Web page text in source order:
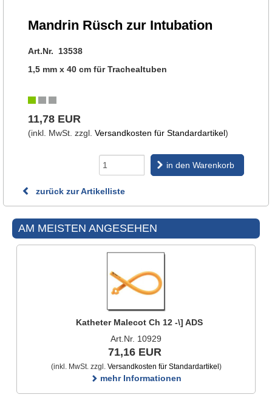
Mandrin Rüsch zur Intubation
Art.Nr. 13538
1,5 mm x 40 cm für Trachealtuben
11,78 EUR
(inkl. MwSt. zzgl. Versandkosten für Standardartikel)
in den Warenkorb
zurück zur Artikelliste
AM MEISTEN ANGESEHEN
Katheter Malecot Ch 12 -\] ADS
Art.Nr. 10929
71,16 EUR
(inkl. MwSt. zzgl. Versandkosten für Standardartikel)
mehr Informationen